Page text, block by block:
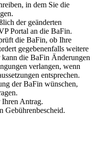
in dem Sie die
der geänderten
Portal an die BaFin.
die BaFin, ob Ihre
gegebenenfalls weitere
die BaFin Änderungen
verlangen, wenn
entsprechen.
der BaFin wünschen,
Ihren Antrag.
Gebührenbescheid.